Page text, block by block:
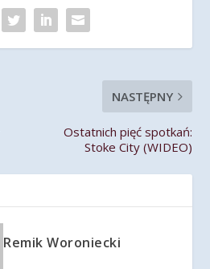
NASTĘPNY
Ostatnich pięć spotkań:
Stoke City (WIDEO)
Remik Woroniecki